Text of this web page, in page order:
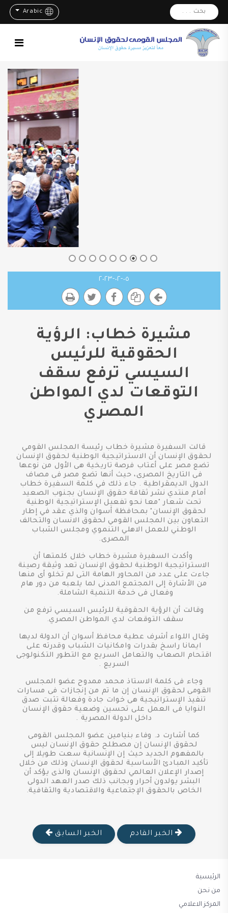
بحث . . . Arabic
٠٥-٠٢-٢٠٢٣
مشيرة خطاب: الرؤية
الحقوقية للرئيس
السيسي ترفع سقف
التوقعات لدي المواطن
المصري
قالت السفيرة مشيرة خطاب رئيسة المجلس القومي
لحقوق الإنسان أن الاستراتيجية الوطنية لحقوق الإنسان
تضع مصر على أعتاب فرصة تاريخية هى الأول من نوعها
فى التاريخ المصرى، حيث أنها تضع مصر فى مصاف
الدول الديمقراطية . جاء ذلك في كلمة السفيرة خطاب
أمام منتدي نشر ثقافة حقوق الإنسان بجنوب الصعيد
تحت شعار "معا نحو تفعيل الإستراتيجية الوطنية
لحقوق الإنسان" بمحافظة أسوان والذي عقد في إطار
التعاون بين المجلس القومي لحقوق الانسان والتحالف
الوطني للعمل الاهلي التنموي ومجلس الشباب
المصرى.
وأكدت السفيرة مشيرة خطاب خلال كلمتها أن
الاستراتيجية الوطنية لحقوق الإنسان تعد وثيقة رصينة
جاءت على عدد من المحاور الهامة التى لم تخلو أى منها
من الأشارة إلى المجتمع المدنى لما يلعبه من دور هام
وفعال فى خدمة التنمية الشاملة.
وقالت أن الرؤية الحقوقية للرئيس السيسي ترفع من
سقف التوقعات لدي المواطن المصري.
وقال اللواء أشرف عطية محافظ أسوان أن الدولة لديها
ايمانا راسخ بقدرات وامكانيات الشباب وقدرته على
اقتحام الصعاب والتعامل السريع مع التطور التكنولوجى
السريع .
وجاء فى كلمة الاستاذ محمد ممدوح عضو المجلس
القومى لحقوق الإنسان إن ما تم من إنجازات فى مسارات
تنفيذ الإستراتيجية هى خوات جادة وفعالة تثبت صدق
النوايا فى العمل على تحسين وضعية حقوق الإنسان
داخل الدولة المصرية .
كما أشارت د. وفاء بنيامين عضو المجلس القومى
لحقوق الإنسان إن مصطلح حقوق الإنسان ليس
بالمفهوم الجديد حيث إن الإنسانية سعت طويلا إلى
تأكيد المبادئ الأساسية لحقوق الإنسان وذلك من خلال
إصدار الإعلان العالمي لحقوق الإنسان والذى يؤكد أن
البشر يولدون أحرار وبجانب ذلك صدر العهد الدولى
الخاص بالحقوق الإجتماعية والاقتصادية والثقافية.
الخبر القادم الخبر السابق
الرئيسية
من نحن
المركز الاعلامي